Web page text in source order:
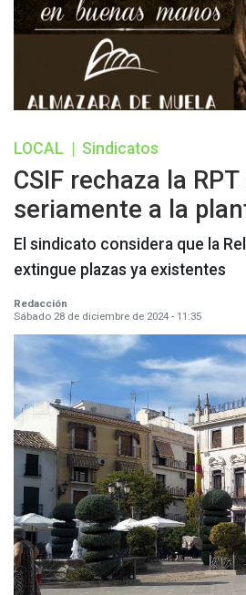
LOCAL Sindicatos
CSIF rechaza la
seriamente a la
El sindicato considera que la
extingue plazas ya existentes
Redacción
Sábado 28 de diciembre de 2024 - 11:35